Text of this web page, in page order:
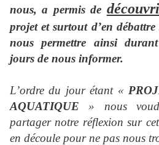
nous, a permis de
projet et surtout d’en débattre
nous permettre ainsi
jours de nous informer.
L’ordre du jour étant «
AQUATIQUE » nous
partager notre réflexion sur
en découle pour ne pas nous